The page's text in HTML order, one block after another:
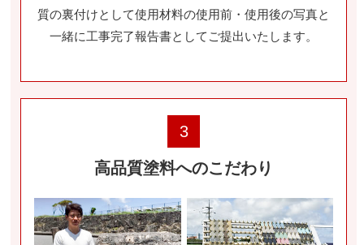
質の裏付けとして使用材料の使用前・使用後の写真と
一緒に工事完了報告書としてご提出いたします。
3
高品質塗料へのこだわり